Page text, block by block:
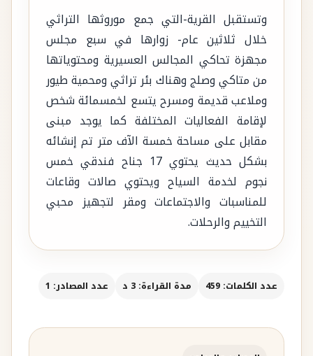
وتستقبل القرية-التي جمع موروثها التراثي
خلال ثلاثين عام- زوارها في سبع مجلس
مجهزة تحاكي المجالس العسيرية ومحتوياتها
من متاكي وصلج وهناك بئر تراثي ومحمية طيور
وملاعب قديمة ومسرح يتسع لخمسمائة شخص
لإقامة الفعاليات المختلفة كما يوجد مبنى
مقابل على مساحة خمسة الآف متر تم إنشائه
بشكل حديث يحتوي 17 جناح فندقي خمس
نجوم لخدمة السياح ويحتوي صالات وقاعات
للمناسبات والاجتماعات ومقر لتجهيز محبي
التخييم والرحلات.
عدد الكلمات: 459 مدة القراءة: 3 د عدد المصادر: 1